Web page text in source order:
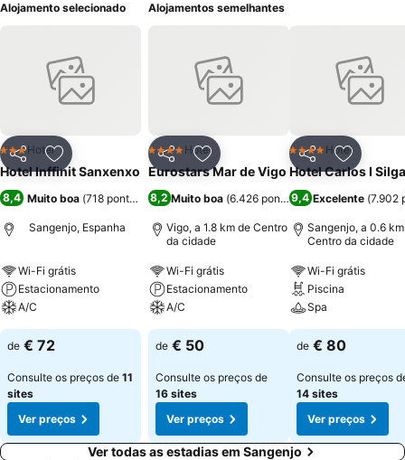
Alojamento selecionado
PartilharAdicionar aos favoritos
3 Estrelas
Hotel
Hotel Inffinit Sanxenxo
8,4 Muito boa (718 pontuações)
Sangenjo, Espanha
Wi-Fi grátis
Estacionamento
A/C
de € 72
Consulte os preços de 11
sites
Ver preços
Alojamentos semelhantes
PartilharAdicionar aos favoritos
4 EstrelasHotel
Eurostars Mar de Vigo
8,2 Muito boa (6.426 pontuações)
Vigo, a 1.8 km de Centro
da cidade
Wi-Fi grátis
Estacionamento
A/C
de € 50
Consulte os preços de
16 sites
Ver preços
Partilhar
4 EstrelasHotel
Hotel Carlos I
9,4 Excelente (7.902
Sangenjo, a 0.6
Centro da cidade
Wi-Fi grátis
Piscina
Spa
de € 80
Consulte os preços
14 sites
Ver preços
Ver todas as estadias em Sangenjo